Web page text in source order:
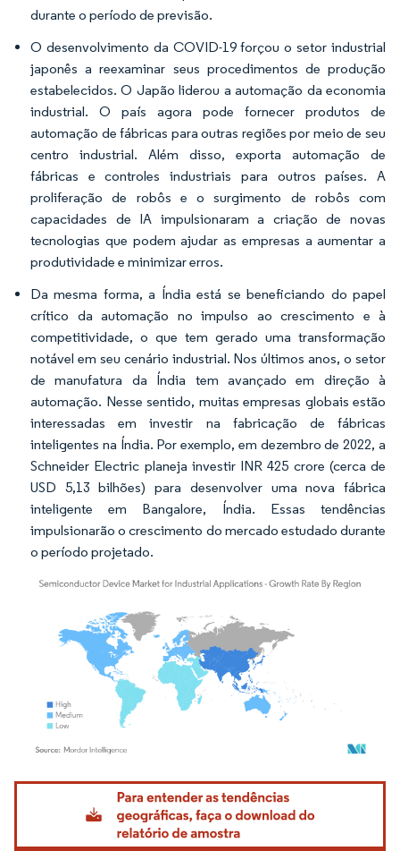
durante o período de previsão.
O desenvolvimento da COVID-19 forçou o setor industrial
japonês a reexaminar seus procedimentos de produção
estabelecidos. O Japão liderou a automação da economia
industrial. O país agora pode fornecer produtos de
automação de fábricas para outras regiões por meio de seu
centro industrial. Além disso, exporta automação de
fábricas e controles industriais para outros países. A
proliferação de robôs e o surgimento de robôs com
capacidades de IA impulsionaram a criação de novas
tecnologias que podem ajudar as empresas a aumentar a
produtividade e minimizar erros.
Da mesma forma, a Índia está se beneficiando do papel
crítico da automação no impulso ao crescimento e à
competitividade, o que tem gerado uma transformação
notável em seu cenário industrial. Nos últimos anos, o setor
de manufatura da Índia tem avançado em direção à
automação. Nesse sentido, muitas empresas globais estão
interessadas em investir na fabricação de fábricas
inteligentes na Índia. Por exemplo, em dezembro de 2022, a
Schneider Electric planeja investir INR 425 crore (cerca de
USD 5,13 bilhões) para desenvolver uma nova fábrica
inteligente em Bangalore, Índia. Essas tendências
impulsionarão o crescimento do mercado estudado durante
o período projetado.
Imagem © Mordor Intelligence. O reuso requer atribuição conforme CC BY 4.0.